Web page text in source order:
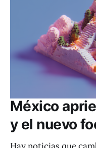
México
y el nuevo